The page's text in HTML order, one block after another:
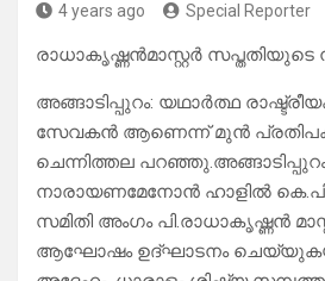
4 years ago Special Reporter
രാധാകൃഷ്ണൻമാസ്റ്റർ സപ്തതിയുടെ
അങ്ങാടിപ്പുറം: യഥാർത്ഥ
സേവകൻ ആണെന്ന് മുൻ
ചെന്നിത്തല
നാരായണമേനോൻ ഹാളിൽ
സമിതി അംഗം പി.രാധാകൃഷ്ണൻ
ആഘോഷം ഉദ്ഘാടനം